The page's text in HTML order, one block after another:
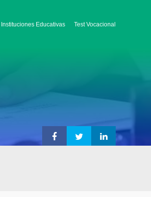
Instituciones Educativas Test Vocacional